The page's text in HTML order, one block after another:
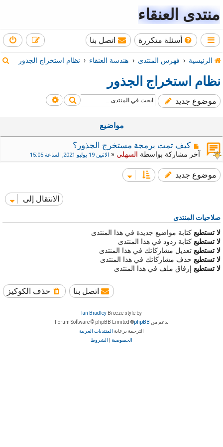
منتدى العنقاء
أسئلة متكررة اتصل بنا
الرئيسية فهرس المنتدى هندسة العنقاء نظام استخراج الجذور
نظام استخراج الجذور
موضوع جديد بحث بحث متقدم
مواضيع
كيف تمت برمجة مستخرج الجذور؟
آخر مشاركة بواسطة السهلي « الاثنين 19 يوليو 2021, الساعة 15:05
موضوع جديد
الانتقال إلى
صلاحيات المنتدى
لا تستطيع كتابة مواضيع جديدة في هذا المنتدى
لا تستطيع كتابة ردود في هذا المنتدى
لا تستطيع تعديل مشاركاتك في هذا المنتدى
لا تستطيع حذف مشاركاتك في هذا المنتدى
لا تستطيع إرفاق ملف في هذا المنتدى
حذف الكوكيز اتصل بنا
Breeze style by
Ian Bradley
بدعم من phpBB
® Forum Software © phpBB Limited
الترجمة برعاية المنتديات العربية
الخصوصية
الشروط